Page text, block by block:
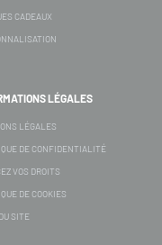
CADEAUX
LÉGALES
LÉGALES
DE CONFIDENTIALITÉ
VOS DROITS
DE COOKIES
SITE